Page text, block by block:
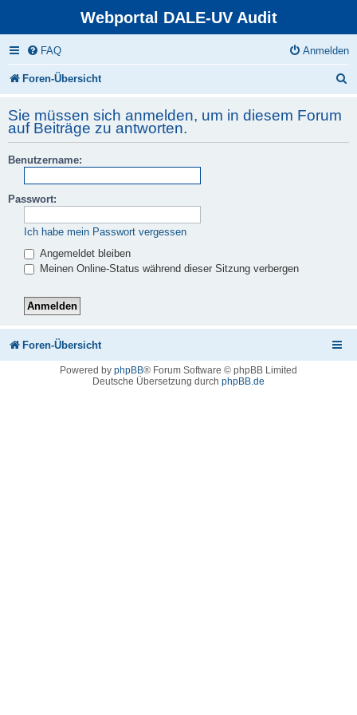
Webportal DALE-UV Audit
FAQ Anmelden
Foren-Übersicht
Sie müssen sich anmelden, um in diesem Forum
auf Beiträge zu antworten.
Benutzername:
Passwort:
Ich habe mein Passwort vergessen
Angemeldet bleiben
Meinen Online-Status während dieser Sitzung verbergen
Foren-Übersicht
Powered by phpBB® Forum Software © phpBB Limited
Deutsche Übersetzung durch phpBB.de